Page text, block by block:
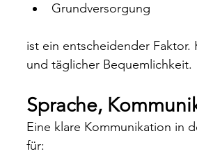
Grundversorgung
ist ein entscheidender Faktor.
und täglicher Bequemlichkeit.
Sprache,
Eine klare Kommunikation in
für: